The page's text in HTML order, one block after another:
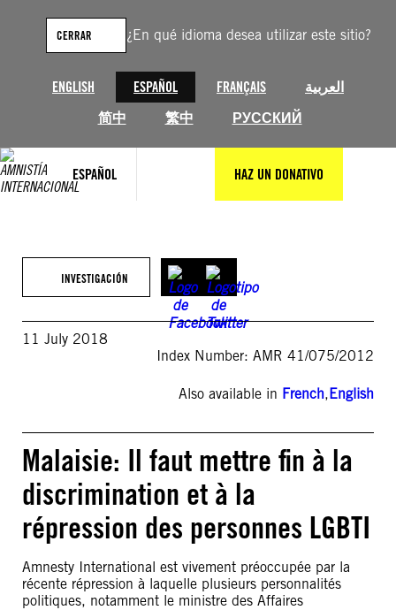
¿En qué idioma desea utilizar este sitio?
ENGLISH ESPAÑOL FRANÇAIS
العربية
简中
繁中 РУССКИЙ
CERRAR
ESPAÑOL HAZ UN DONATIVO
contenido
INVESTIGACIÓN
11 July 2018
Index Number: AMR 41/075/2012
Also available in French,English
Malaisie: Il faut mettre fin à la
discrimination et à la
répression des personnes LGBTI
Amnesty International est vivement préoccupée par la
récente répression à laquelle plusieurs personnalités
politiques, notamment le ministre des Affaires